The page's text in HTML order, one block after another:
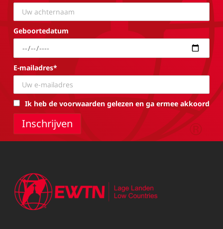
Geboortedatum
E-mailadres*
Ik heb de voorwaarden gelezen en ga ermee akkoord